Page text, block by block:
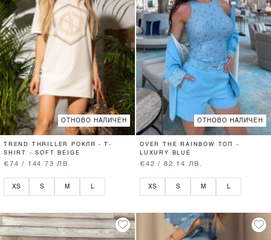
ОТНОВО НАЛИЧЕН
TREND THRILLER РОКЛЯ - T-
SHIRT - SOFT BEIGE
€74 / 144.73 ЛВ.
XS S M
ОТНОВО НАЛИЧЕН
OVER THE RAINBOW ТОП -
LUXURY BLUE
€42 / 82.14 ЛВ.
XS S M